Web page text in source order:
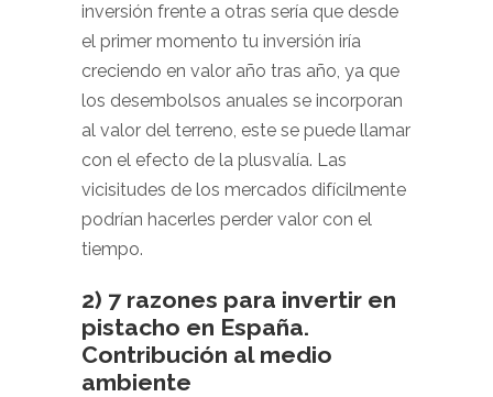
inversión frente a otras sería que desde
el primer momento tu inversión iría
creciendo en valor año tras año, ya que
los desembolsos anuales se incorporan
al valor del terreno, este se puede llamar
con el efecto de la plusvalía. Las
vicisitudes de los mercados difícilmente
podrían hacerles perder valor con el
tiempo.
2) 7 razones para invertir en
pistacho en España.
Contribución al medio
ambiente